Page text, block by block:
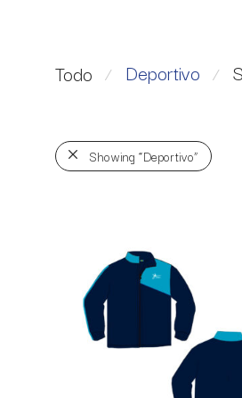
Todo ⁄ Deportivo ⁄
Showing “Deportivo”